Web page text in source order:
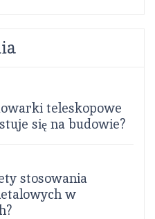
teleskopowe
się na budowie?
stosowania
w